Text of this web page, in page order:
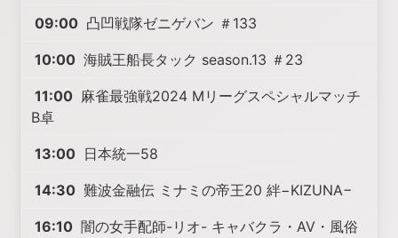
09:00 凸凹戦隊ゼニゲバン ＃133
10:00 海賊王船長タック season.13 ＃23
11:00 麻雀最強戦2024 Mリーグスペシャルマッチ
B卓
13:00 日本統一58
14:30 難波金融伝 ミナミの帝王20 絆−KIZUNA−
16:10 闇の女手配師-リオ- キャバクラ・AV・風俗